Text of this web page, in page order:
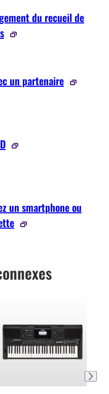
du recueil de
un partenaire
un smartphone ou